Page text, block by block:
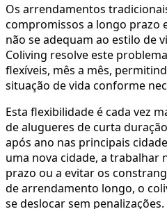
Os arrendamentos
compromissos a longo prazo
não se adequam ao estilo de
Coliving resolve este
flexíveis, mês a mês,
situação de vida conforme
Esta flexibilidade é cada vez
de alugueres de curta
após ano nas principais
uma nova cidade, a trabalhar
prazo ou a evitar os
de arrendamento longo, o
se deslocar sem penalizações.